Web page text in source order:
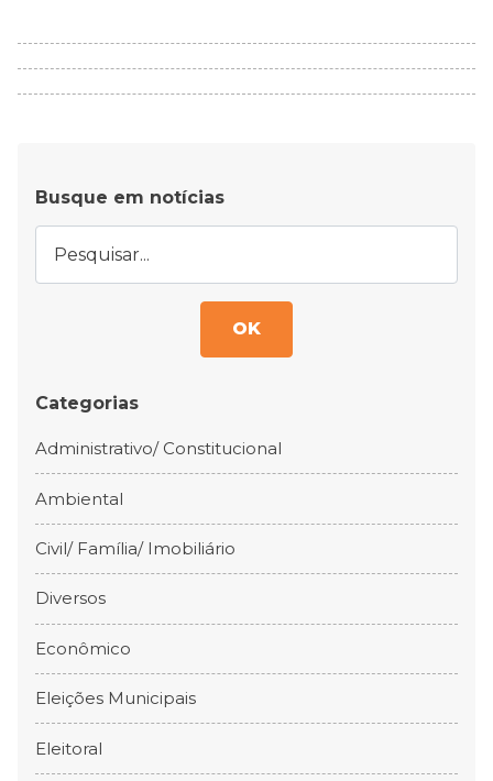
Busque em notícias
OK
Categorias
Administrativo/ Constitucional
Ambiental
Civil/ Família/ Imobiliário
Diversos
Econômico
Eleições Municipais
Eleitoral